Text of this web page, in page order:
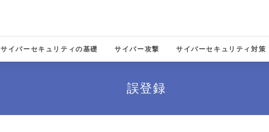
サイバーセキュリティの基礎 サイバー攻撃 サイバーセキュリティ対策
誤登録